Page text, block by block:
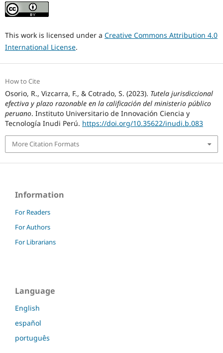
This work is licensed under a Creative Commons Attribution 4.0
International License.
How to Cite
Osorio, R., Vizcarra, F., & Cotrado, S. (2023). Tutela jurisdiccional
efectiva y plazo razonable en la calificación del ministerio público
peruano. Instituto Universitario de Innovación Ciencia y
Tecnología Inudi Perú. https://doi.org/10.35622/inudi.b.083
More Citation Formats
Information
For Readers
For Authors
For Librarians
Language
English
español
português